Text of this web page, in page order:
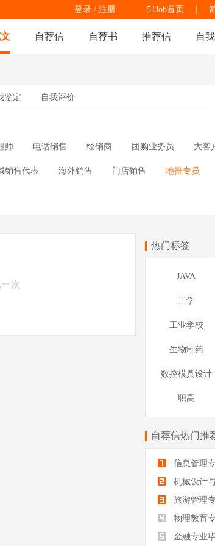
51Job首页
登录 / 注册
自荐信 自荐书 推荐信 自
鉴定 自我评价
师 电话销售 经销商 团购业务员 大客
销售代表 海外销售 门店销售 地推专员
次
热门标签
JAVA
工学
工业学校
生物制药
数控模具设计
职高
自荐信热门推
信息管理
机械设计
旅游管理
物理教育
金融专业